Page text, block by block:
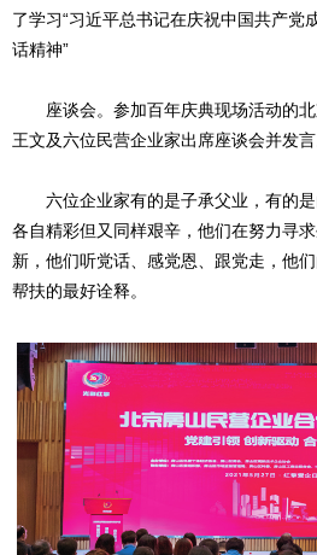
了学习“习近平总书记在庆祝中国共产党
话精神”
座谈会。参加百年庆典现场活动的北
王文及六位民营企业家出席座谈会并发言
六位企业家有的是子承父业，有的是
各自精彩但又同样艰辛，他们在努力寻
新，他们听党话、感党恩、跟党走，他
帮扶的最好诠释。